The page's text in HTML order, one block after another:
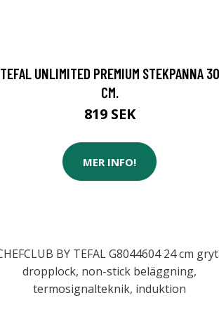
TEFAL UNLIMITED PREMIUM STEKPANNA 30
CM.
819 SEK
MER INFO!